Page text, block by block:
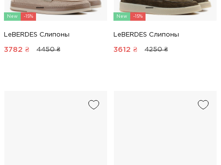
New -15%
LeBERDES Слипоны
3782 ₴ 4450 ₴
New -15%
LeBERDES Слипоны
3612 ₴ 4250 ₴